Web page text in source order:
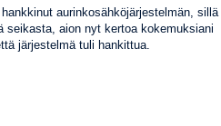
aurinkosähköjärjestelmän, sillä
seikasta, aion nyt kertoa kokemuksiani
järjestelmä tuli hankittua.